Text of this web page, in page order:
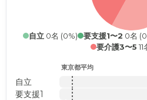
自立 0名 (0%) 要支援1〜2 0名
要介護3〜5
東京都平均
自立
要支援1